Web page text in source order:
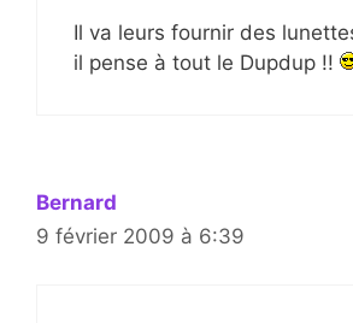
Il va leurs fournir des
il pense à tout le Dupdup !!
Bernard
9 février 2009 à 6:39